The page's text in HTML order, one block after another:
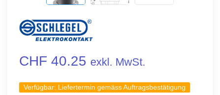
CHF 40.25 exkl. MwSt.
Verfügbar: Liefertermin gemäss Auftragsbestätigung